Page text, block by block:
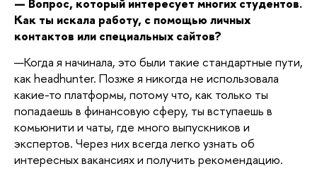
— Вопрос, который интересует многих студентов.
Как ты искала работу, с помощью личных
контактов или специальных сайтов?
—Когда я начинала, это были такие стандартные пути,
как headhunter. Позже я никогда не использовала
какие-то платформы, потому что, как только ты
попадаешь в финансовую сферу, ты вступаешь в
комьюнити и чаты, где много выпускников и
экспертов. Через них всегда легко узнать об
интересных вакансиях и получить рекомендацию.